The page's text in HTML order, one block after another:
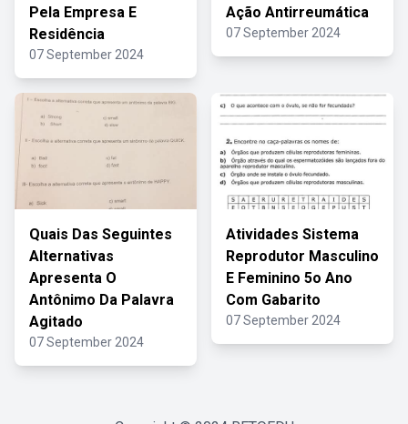
Pela Empresa E
Residência
07 September 2024
Ação Antirreumática
07 September 2024
Quais Das Seguintes
Alternativas
Apresenta O
Antônimo Da Palavra
Agitado
07 September 2024
Atividades Sistema
Reprodutor Masculino
E Feminino 5o Ano
Com Gabarito
07 September 2024